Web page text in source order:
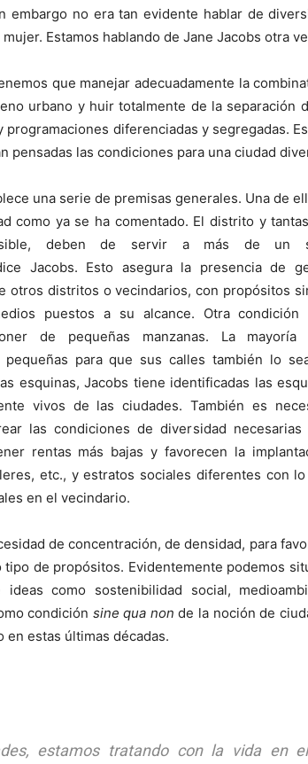
embargo no era tan evidente hablar de
Estamos hablando de Jane Jacobs otra
que manejar adecuadamente la
urbano y huir totalmente de la separación
diferenciadas y segregadas.
pensadas las condiciones para una ciudad
una serie de premisas generales. Una de
como ya se ha comentado. El distrito y
deben de servir a más de un
Jacobs. Esto asegura la presencia de
distritos o vecindarios, con propósitos
puestos a su alcance. Otra condición
de pequeñas manzanas. La
para que sus calles también lo
esquinas, Jacobs tiene identificadas las
vivos de las ciudades. También es
las condiciones de diversidad necesarias
rentas más bajas y favorecen la
etc., y estratos sociales diferentes con
en el vecindario.
de concentración, de densidad, para
de propósitos. Evidentemente podemos
como sostenibilidad social,
condición sine qua non de la noción de
estas últimas décadas.
estamos tratando con la vida en el